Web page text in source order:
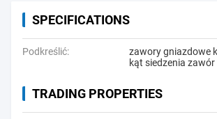
SPECIFICATIONS
Podkreślić: zawory gniazdowe
kąt siedzenia zawór
TRADING PROPERTIES